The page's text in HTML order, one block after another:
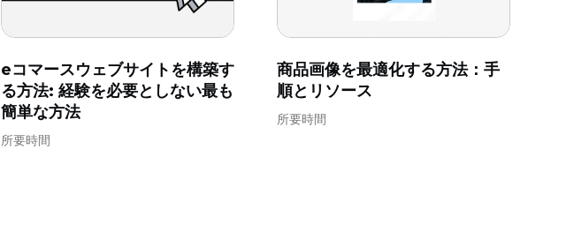
eコマースウェブサイトを構築す
る方法: 経験を必要としない最も
簡単な方法
所要時間
商品画像を最適化する方法：手
順とリソース
所要時間